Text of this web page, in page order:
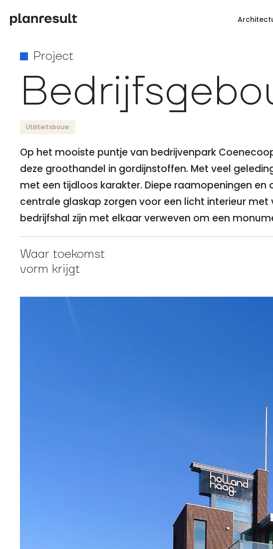
Project
Utiliteitsbouw
Op het mooiste puntje van bedrijvenpark
deze groothandel in gordijnstoffen. Met veel
met een tijdloos karakter. Diepe raamopeningen en
centrale glaskap zorgen voor een licht interieur
bedrijfshal zijn met elkaar verweven om een
Waar toekomst
vorm krijgt